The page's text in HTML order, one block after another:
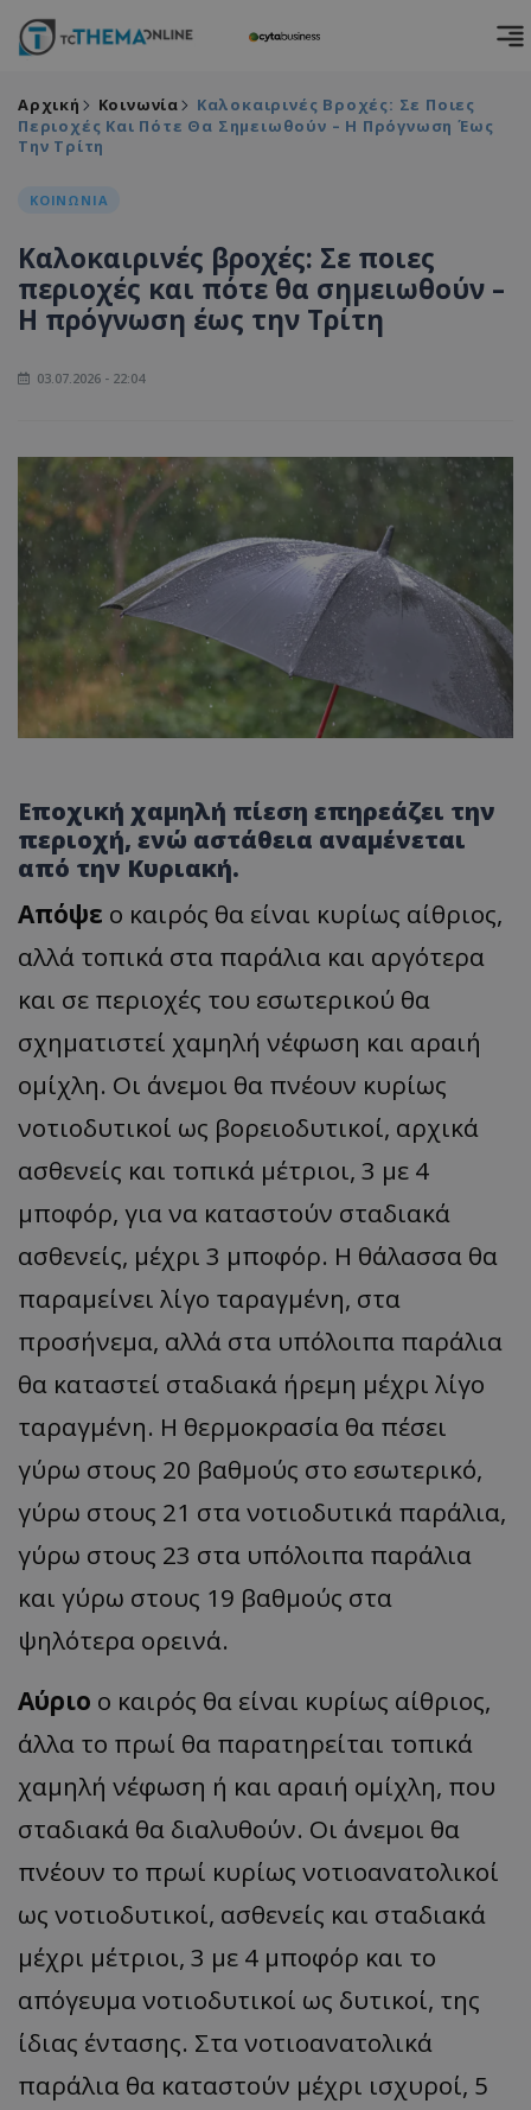
Αρχική Κοινωνία
Καλοκαιρινές Βροχές: Σε Ποιες
Περιοχές Και Πότε Θα Σημειωθούν – Η Πρόγνωση Έως
Την Τρίτη
ΚΟΙΝΩΝΙΑ
Καλοκαιρινές βροχές: Σε ποιες
περιοχές και πότε θα σημειωθούν –
Η πρόγνωση έως την Τρίτη
03.07.2026 - 22:04
Εποχική χαμηλή πίεση επηρεάζει την
περιοχή, ενώ αστάθεια αναμένεται
από την Κυριακή.
Απόψε ο καιρός θα είναι κυρίως αίθριος,
αλλά τοπικά στα παράλια και αργότερα
και σε περιοχές του εσωτερικού θα
σχηματιστεί χαμηλή νέφωση και αραιή
ομίχλη. Οι άνεμοι θα πνέουν κυρίως
νοτιοδυτικοί ως βορειοδυτικοί, αρχικά
ασθενείς και τοπικά μέτριοι, 3 με 4
μποφόρ, για να καταστούν σταδιακά
ασθενείς, μέχρι 3 μποφόρ. H θάλασσα θα
παραμείνει λίγο ταραγμένη, στα
προσήνεμα, αλλά στα υπόλοιπα παράλια
θα καταστεί σταδιακά ήρεμη μέχρι λίγο
ταραγμένη. Η θερμοκρασία θα πέσει
γύρω στους 20 βαθμούς στο εσωτερικό,
γύρω στους 21 στα νοτιοδυτικά παράλια,
γύρω στους 23 στα υπόλοιπα παράλια
και γύρω στους 19 βαθμούς στα
ψηλότερα ορεινά.
Αύριο ο καιρός θα είναι κυρίως αίθριος,
άλλα το πρωί θα παρατηρείται τοπικά
χαμηλή νέφωση ή και αραιή ομίχλη, που
σταδιακά θα διαλυθούν. Οι άνεμοι θα
πνέουν το πρωί κυρίως νοτιοανατολικοί
ως νοτιοδυτικοί, ασθενείς και σταδιακά
μέχρι μέτριοι, 3 με 4 μποφόρ και το
απόγευμα νοτιοδυτικοί ως δυτικοί, της
ίδιας έντασης. Στα νοτιοανατολικά
παράλια θα καταστούν μέχρι ισχυροί, 5